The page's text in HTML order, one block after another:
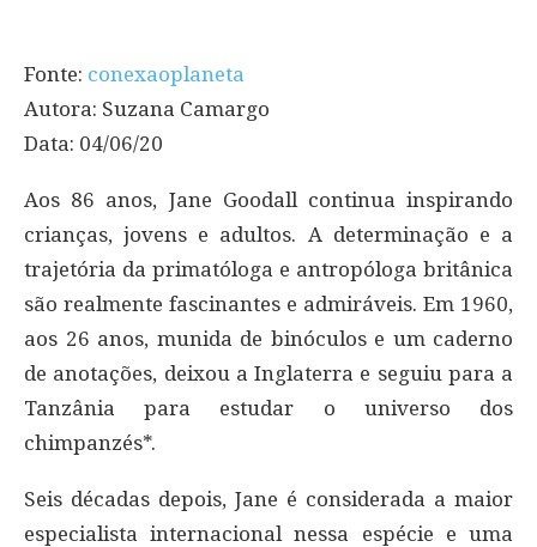
Fonte: conexaoplaneta
Autora: Suzana Camargo
Data: 04/06/20
Aos 86 anos, Jane Goodall continua inspirando
crianças, jovens e adultos. A determinação e a
trajetória da primatóloga e antropóloga britânica
são realmente fascinantes e admiráveis. Em 1960,
aos 26 anos, munida de binóculos e um caderno
de anotações, deixou a Inglaterra e seguiu para a
Tanzânia para estudar o universo dos
chimpanzés*.
Seis décadas depois, Jane é considerada a maior
especialista internacional nessa espécie e uma